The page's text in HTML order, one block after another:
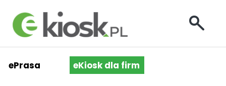
ePrasa eKiosk dla firm